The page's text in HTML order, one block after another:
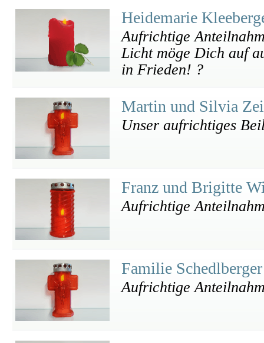
Heidemarie
Aufrichtige
Licht möge Dich auf
in Frieden! ?
Martin und Silvia
Unser aufrichtiges
Franz und Brigitte
Aufrichtige
Familie
Aufrichtige